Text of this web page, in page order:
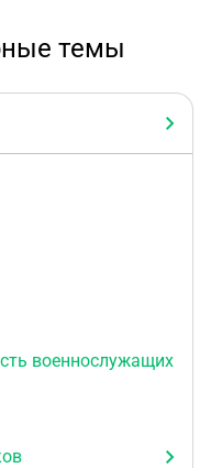
и поступить) могут
темы
военнослужащих